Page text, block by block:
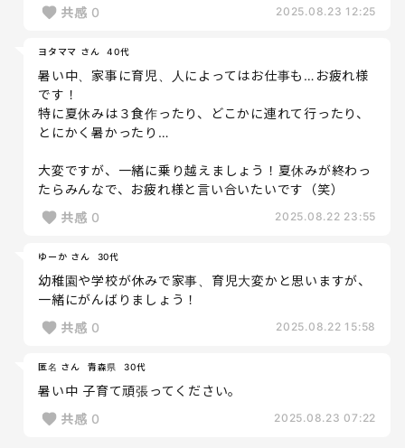
共感 0 2025.08.23 12:25
ヨタママ さん 40代
暑い中、家事に育児、人によってはお仕事も…お疲れ様
です！
特に夏休みは３食作ったり、どこかに連れて行ったり、
とにかく暑かったり…
大変ですが、一緒に乗り越えましょう！夏休みが終わっ
たらみんなで、お疲れ様と言い合いたいです（笑）
共感 0 2025.08.22 23:55
ゆーか さん 30代
幼稚園や学校が休みで家事、育児大変かと思いますが、
一緒にがんばりましょう！
共感 0 2025.08.22 15:58
匿名 さん 青森県 30代
暑い中 子育て頑張ってください。
共感 0 2025.08.23 07:22